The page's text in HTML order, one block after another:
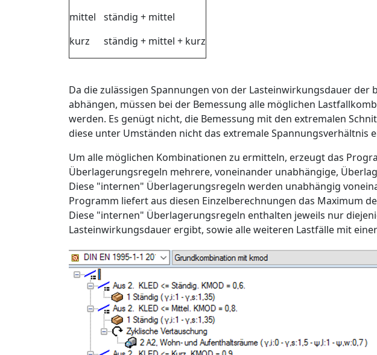
mittel
ständig + mittel
kurz
ständig + mittel + kurz
Da die zulässigen Spannungen von der Lasteinwirkungsdauer der
abhängen, müssen bei der Bemessung alle möglichen
werden. Es genügt nicht, die Bemessung mit den extremalen
diese unter Umständen nicht das extremale Spannungsverhältnis
Um alle möglichen Kombinationen zu ermitteln, erzeugt das
Überlagerungsregeln mehrere, voneinander unabhängige,
Diese "internen" Überlagerungsregeln werden unabhängig
Programm liefert aus diesen Einzelberechnungen das Maximum
Diese "internen" Überlagerungsregeln enthalten jeweils nur
Lasteinwirkungsdauer ergibt, sowie alle weiteren Lastfälle mit